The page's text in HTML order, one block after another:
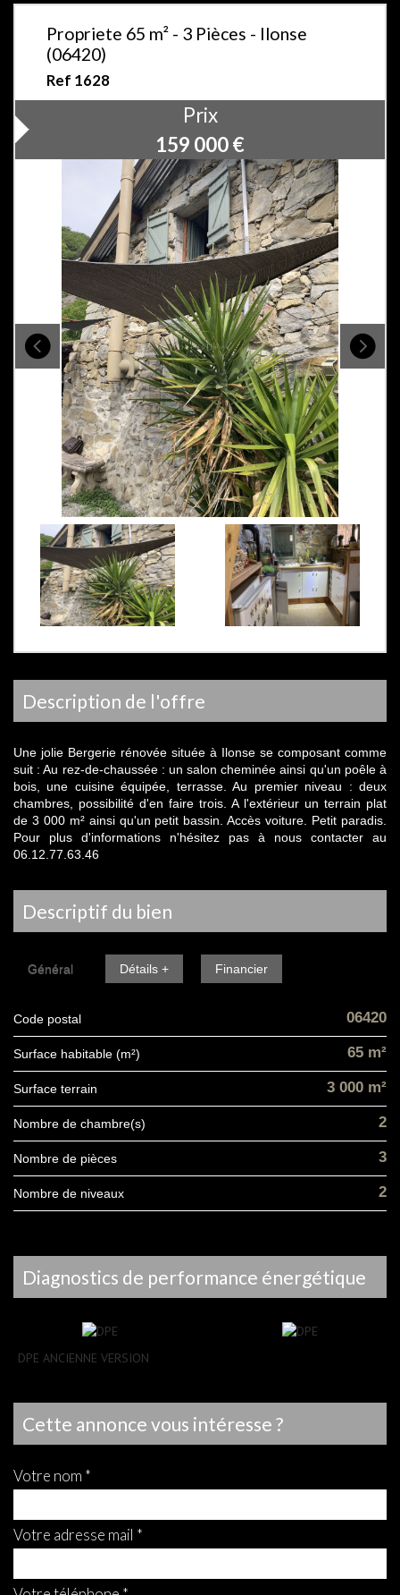
Propriete 65 m² - 3 Pièces - Ilonse
(06420)
Ref 1628
Prix
159 000€
description de l'offre
Une jolie Bergerie rénovée située à Ilonse se composant comme
suit : Au rez-de-chaussée : un salon cheminée ainsi qu'un poêle à
bois, une cuisine équipée, terrasse. Au premier niveau : deux
chambres, possibilité d'en faire trois. A l'extérieur un terrain plat
de 3 000 m² ainsi qu'un petit bassin. Accès voiture. Petit paradis.
Pour plus d'informations n'hésitez pas à nous contacter au
06.12.77.63.46
descriptif du bien
Général Détails + Financier
Code postal 06420
Surface habitable (m²) 65 m²
surface terrain 3 000 m²
Nombre de chambre(s) 2
Nombre de pièces 3
Nombre de niveaux 2
diagnostics de performance énergétique
DPE ANCIENNE VERSION
cette annonce vous intéresse ?
votre nom *
votre adresse mail *